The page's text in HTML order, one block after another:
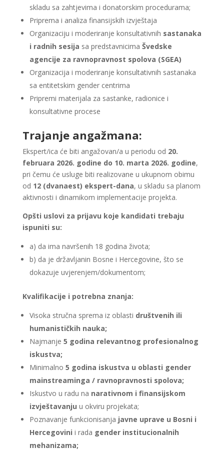
skladu sa zahtjevima i donatorskim procedurama;
Priprema i analiza finansijskih izvještaja
Organizaciju i moderiranje konsultativnih sastanaka
i radnih sesija sa predstavnicima Švedske
agencije za ravnopravnost spolova (SGEA)
Organizacija i moderiranje konsultativnih sastanaka
sa entitetskim gender centrima
Pripremi materijala za sastanke, radionice i
konsultativne procese
Trajanje angažmana:
Ekspert/ica će biti angažovan/a u periodu od 20.
februara 2026. godine do 10. marta 2026. godine,
pri čemu će usluge biti realizovane u ukupnom obimu
od 12 (dvanaest) ekspert-dana, u skladu sa planom
aktivnosti i dinamikom implementacije projekta.
Opšti uslovi za prijavu koje kandidati trebaju
ispuniti su:
a) da ima navršenih 18 godina života;
b) da je državljanin Bosne i Hercegovine, što se
dokazuje uvjerenjem/dokumentom;
Kvalifikacije i potrebna znanja:
Visoka stručna sprema iz oblasti društvenih ili
humanističkih nauka;
Najmanje 5 godina relevantnog profesionalnog
iskustva;
Minimalno 5 godina iskustva u oblasti gender
mainstreaminga / ravnopravnosti spolova;
Iskustvo u radu na narativnom i finansijskom
izvještavanju u okviru projekata;
Poznavanje funkcionisanja javne uprave u Bosni i
Hercegovini i rada gender institucionalnih
mehanizama;